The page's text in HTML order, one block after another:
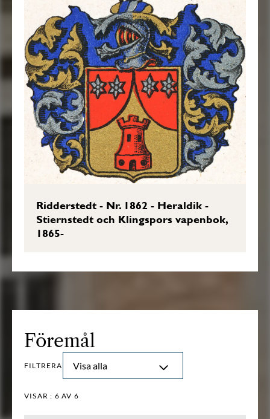
Ridderstedt - Nr. 1862 - Heraldik -
Stiernstedt och Klingspors vapenbok,
1865-
Föremål
FILTRERA Visa alla
VISAR : 6 AV 6